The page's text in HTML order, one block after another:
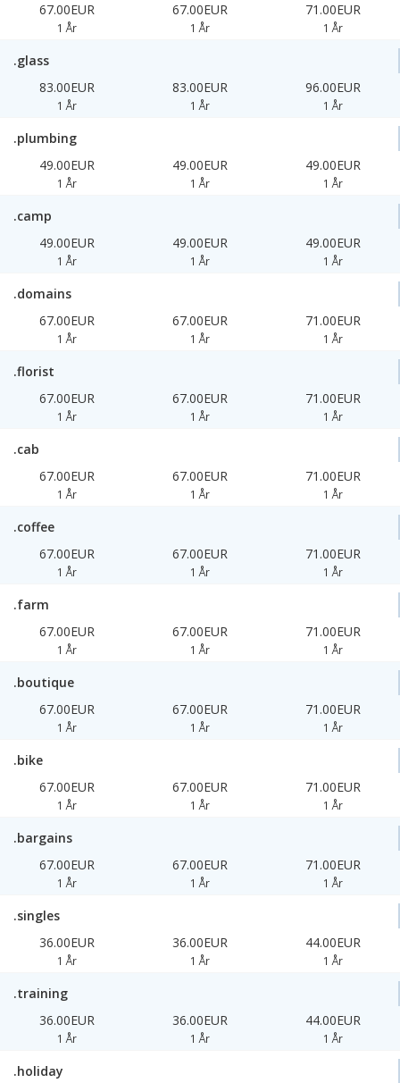
67.00EUR
1 År
67.00EUR
1 År
71.00EUR
1 År
.glass
83.00EUR
1 År
83.00EUR
1 År
96.00EUR
1 År
.plumbing
49.00EUR
1 År
49.00EUR
1 År
49.00EUR
1 År
.camp
49.00EUR
1 År
49.00EUR
1 År
49.00EUR
1 År
.domains
67.00EUR
1 År
67.00EUR
1 År
71.00EUR
1 År
.florist
67.00EUR
1 År
67.00EUR
1 År
71.00EUR
1 År
.cab
67.00EUR
1 År
67.00EUR
1 År
71.00EUR
1 År
.coffee
67.00EUR
1 År
67.00EUR
1 År
71.00EUR
1 År
.farm
67.00EUR
1 År
67.00EUR
1 År
71.00EUR
1 År
.boutique
67.00EUR
1 År
67.00EUR
1 År
71.00EUR
1 År
.bike
67.00EUR
1 År
67.00EUR
1 År
71.00EUR
1 År
.bargains
67.00EUR
1 År
67.00EUR
1 År
71.00EUR
1 År
.singles
36.00EUR
1 År
36.00EUR
1 År
44.00EUR
1 År
.training
36.00EUR
1 År
36.00EUR
1 År
44.00EUR
1 År
.holiday